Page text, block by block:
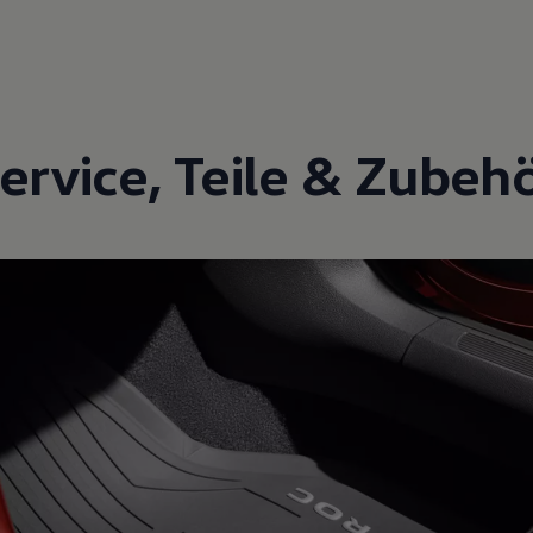
, Teile &